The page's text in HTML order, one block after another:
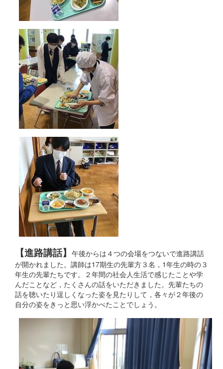
【進路講話】 午後からは４つの会場をつないで進路講話
が開かれました。講師は17期生の先輩方３名，1年生の時の３
年生の先輩たちです。２年間の社会人生活で感じたことや学
んだことなど，たくさんの話をいただきました。先輩たちの
話を聴いたり逞しくなった姿を見たりして，各々が２年後の
自分の姿をきっと思い浮かべたことでしょう。